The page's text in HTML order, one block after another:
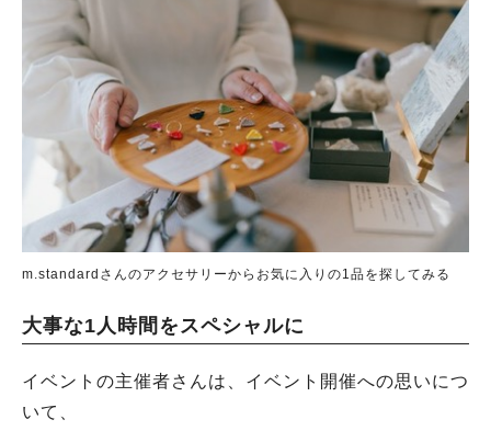
m.standardさんのアクセサリーからお気に入りの1品を探してみる
大事な1人時間をスペシャルに
イベントの主催者さんは、イベント開催への思いにつ
いて、